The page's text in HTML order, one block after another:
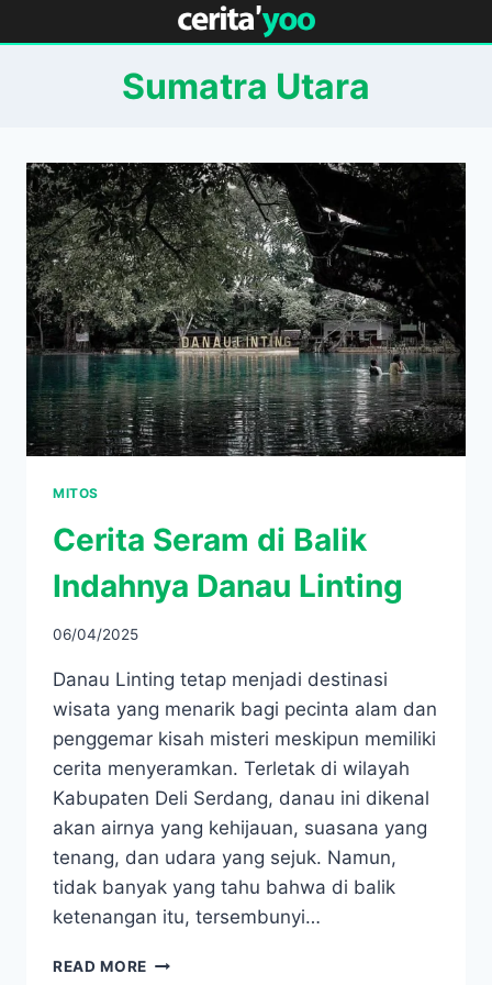
to
Sumatra Utara
MITOS
Cerita Seram di Balik
Indahnya Danau Linting
06/04/2025
Danau Linting tetap menjadi destinasi
wisata yang menarik bagi pecinta alam dan
penggemar kisah misteri meskipun memiliki
cerita menyeramkan. Terletak di wilayah
Kabupaten Deli Serdang, danau ini dikenal
akan airnya yang kehijauan, suasana yang
tenang, dan udara yang sejuk. Namun,
tidak banyak yang tahu bahwa di balik
ketenangan itu, tersembunyi…
READ MORE CERITA